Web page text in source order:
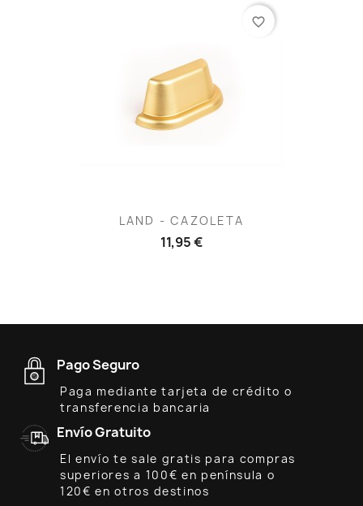
LAND - CAZOLETA
11,95 €
favorite_border
Pago Seguro
Paga mediante tarjeta de crédito o
transferencia bancaria
Envío Gratuito
El envío te sale gratis para compras
superiores a 100€ en península o
120€ en otros destinos